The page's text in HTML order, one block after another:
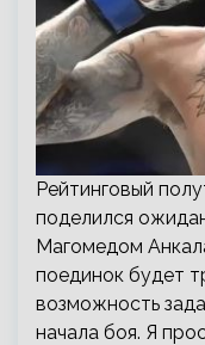
Рейтинговый
поделился
Магомедом
поединок будет
возможность
начала боя. Я